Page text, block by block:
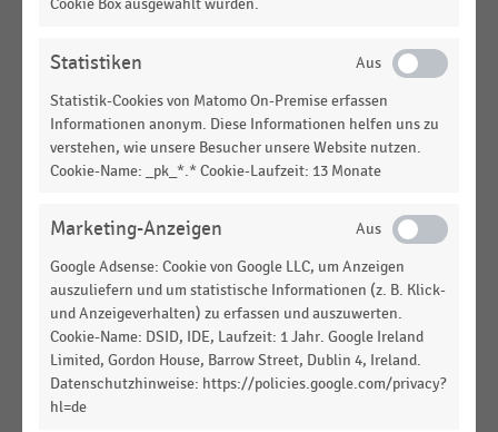
DEUTSCHSPRACHIGER EINZELHANDEL
Point of Sale im Handel (2017)
DEUTSCHSPRACHIGER EINZELHANDEL|STATISTIK
Alter der Fahrzeuge im Fuhrpark nach
Fahrzeugtypen (2019)
Maßnahmen zur Erhöhung der Attraktivität einer
DEUTSCHSPRACHIGER EINZELHANDEL|STATISTIK
Einsatzdauer der Fahrzeuge im Fuhrpark nach
Fahrzeugtyp (2019)
DEUTSCHSPRACHIGER EINZELHANDEL|STATISTIK
Cookie Box ausgewählt wurden.
Statistiken
Statistik-Cookies von Matomo On-Premise erfassen
Informationen anonym. Diese Informationen helfen uns zu
verstehen, wie unsere Besucher unsere Website nutzen.
Cookie-Name: _pk_*.* Cookie-Laufzeit: 13 Monate
Marketing-Anzeigen
Google Adsense: Cookie von Google LLC, um Anzeigen
auszuliefern und um statistische Informationen (z. B. Klick-
und Anzeigeverhalten) zu erfassen und auszuwerten.
Cookie-Name: DSID, IDE, Laufzeit: 1 Jahr. Google Ireland
Limited, Gordon House, Barrow Street, Dublin 4, Ireland.
Datenschutzhinweise: https://policies.google.com/privacy?
hl=de